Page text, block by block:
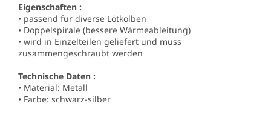
Eigenschaften :
• passend für diverse Lötkolben
• Doppelspirale (bessere Wärmeableitung)
• wird in Einzelteilen geliefert und muss
zusammengeschraubt werden
Technische Daten :
• Material: Metall
• Farbe: schwarz-silber